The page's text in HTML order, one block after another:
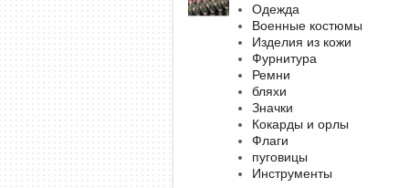
Одежда
Военные костюмы
Изделия из кожи
Фурнитура
Ремни
бляхи
Значки
Кокарды и орлы
Флаги
пуговицы
Инструменты